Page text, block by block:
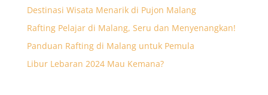
Destinasi Wisata Menarik di Pujon Malang
Rafting Pelajar di Malang, Seru dan Menyenangkan!
Panduan Rafting di Malang untuk Pemula
Libur Lebaran 2024 Mau Kemana?